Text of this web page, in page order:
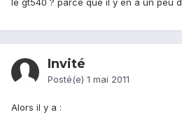
le gt540 ? parce que il y en a un peu
Invité
Posté(e) 1 mai 2011
Alors il y a :